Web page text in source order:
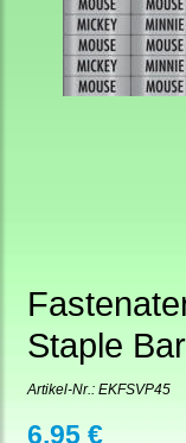
Staple
Artikel-Nr.: EKFSVP45
6,95 €